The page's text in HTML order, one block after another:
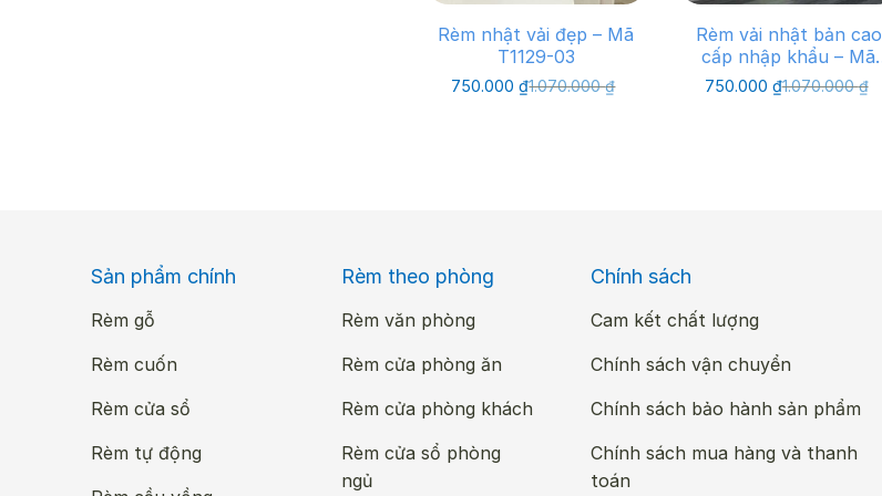
Rèm nhật vải đẹp – Mã
T1129-03
1.070.000₫
Giá
750.000₫ Giá
Rèm vải nhật bản cao
cấp nhập khẩu – Mã
T709-07
1.070.000₫
Giá
750.000 ₫ Giá
Sản phẩm chính
Rèm gỗ
Rèm cuốn
Rèm cửa sổ
Rèm tự động
Rèm theo phòng
Rèm văn phòng
Rèm cửa phòng ăn
Rèm cửa phòng khách
Rèm cửa sổ phòng
ngủ
Chính sách
Cam kết chất lượng
Chính sách vận chuyển
Chính sách bảo hành sản phẩm
Chính sách mua hàng và thanh
toán